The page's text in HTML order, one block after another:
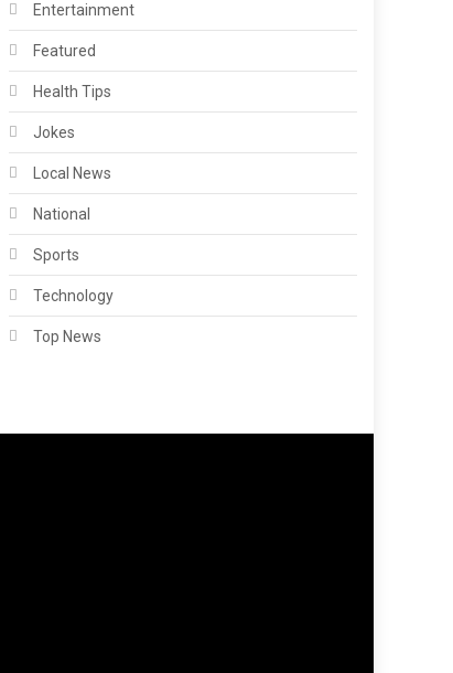
Entertainment
Featured
Health Tips
Jokes
Local News
National
Sports
Technology
Top News